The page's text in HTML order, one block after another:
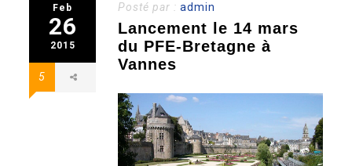
Feb
26
2015
5
Posté par :admin
Lancement le 14 mars
du PFE-Bretagne à
Vannes